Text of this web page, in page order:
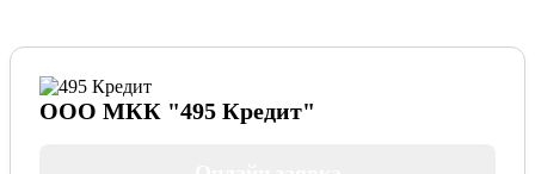
ООО МКК "495 Кредит"